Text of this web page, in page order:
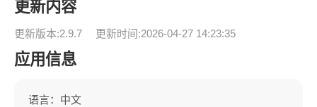
更新内容
更新版本:2.9.7 更新时间:2026-04-27 14:23:35
应用信息
语言：中文